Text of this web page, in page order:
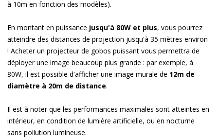
à 10m en fonction des modèles).
En montant en puissance jusqu'à 80W et plus, vous pourrez
atteindre des distances de projection jusqu'à 35 mètres environ
! Acheter un projecteur de gobos puissant vous permettra de
déployer une image beaucoup plus grande : par exemple, à
80W, il est possible d'afficher une image murale de 12m de
diamètre à 20m de distance.
Il est à noter que les performances maximales sont atteintes en
intérieur, en condition de lumière artificielle, ou en nocturne
sans pollution lumineuse.